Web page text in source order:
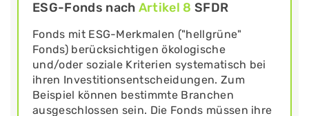
ESG-Fonds nach Artikel 8 SFDR
Fonds mit ESG-Merkmalen ("hellgrüne"
Fonds) berücksichtigen ökologische
und/oder soziale Kriterien systematisch bei
ihren Investitionsentscheidungen. Zum
Beispiel können bestimmte Branchen
ausgeschlossen sein. Die Fonds müssen ihre